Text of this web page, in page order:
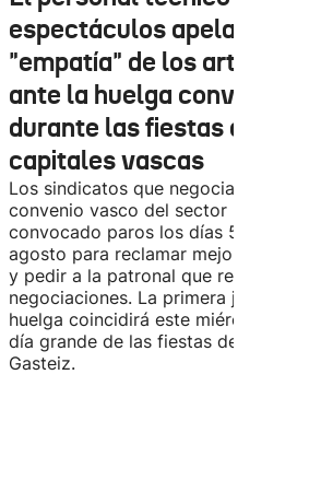
espectáculos apela a la
"empatía" de los artistas
ante la huelga convocada
durante las fiestas de las
capitales vascas
Los sindicatos que negocian el
convenio vasco del sector han
convocado paros los días 5, 14 y 26
agosto para reclamar mejoras
y pedir a la patronal que retome las
negociaciones. La primera jornada de
huelga coincidirá este miércoles con
día grande de las fiestas de Vitoria-
Gasteiz.